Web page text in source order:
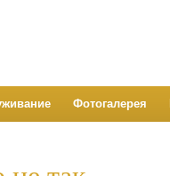
Фотогалерея